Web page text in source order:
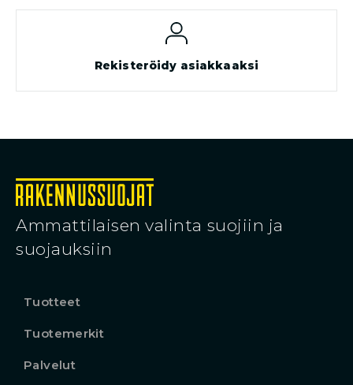
Rekisteröidy asiakkaaksi
Ammattilaisen valinta suojiin ja
suojauksiin
Tuotteet
Tuotemerkit
Palvelut